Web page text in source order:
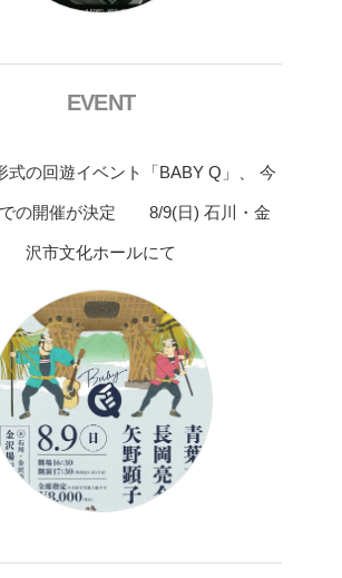
EVENT
式の回遊イベント「BABY Q」、 今
での開催が決定 8/9(日) 石川・金
沢市文化ホールにて